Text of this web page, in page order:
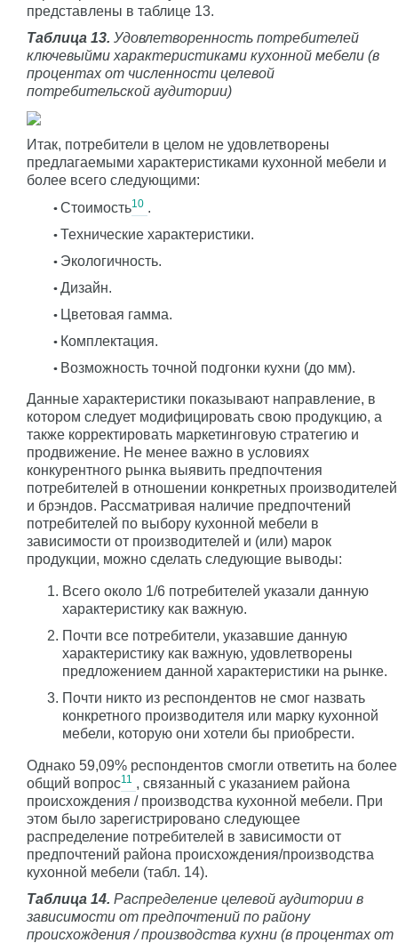
представлены в таблице 13.
Таблица 13. Удовлетворенность потребителей
ключевыйми характеристиками кухонной мебели (в
процентах от численности целевой
потребительской аудитории)
Итак, потребители в целом не удовлетворены
предлагаемыми характеристиками кухонной мебели и
более всего следующими:
Стоимость10 .
Технические характеристики.
Экологичность.
Дизайн.
Цветовая гамма.
Комплектация.
Возможность точной подгонки кухни (до мм).
Данные характеристики показывают направление, в
котором следует модифицировать свою продукцию, а
также корректировать маркетинговую стратегию и
продвижение. Не менее важно в условиях
конкурентного рынка выявить предпочтения
потребителей в отношении конкретных производителей
и брэндов. Рассматривая наличие предпочтений
потребителей по выбору кухонной мебели в
зависимости от производителей и (или) марок
продукции, можно сделать следующие выводы:
Всего около 1/6 потребителей указали данную
характеристику как важную.
Почти все потребители, указавшие данную
характеристику как важную, удовлетворены
предложением данной характеристики на рынке.
Почти никто из респондентов не смог назвать
конкретного производителя или марку кухонной
мебели, которую они хотели бы приобрести.
Однако 59,09% респондентов смогли ответить на более
общий вопрос11 , связанный с указанием района
происхождения / производства кухонной мебели. При
этом было зарегистрировано следующее
распределение потребителей в зависимости от
предпочтений района происхождения/производства
кухонной мебели (табл. 14).
Таблица 14. Распределение целевой аудитории в
зависимости от предпочтений по району
происхождения / производства кухни (в процентах от